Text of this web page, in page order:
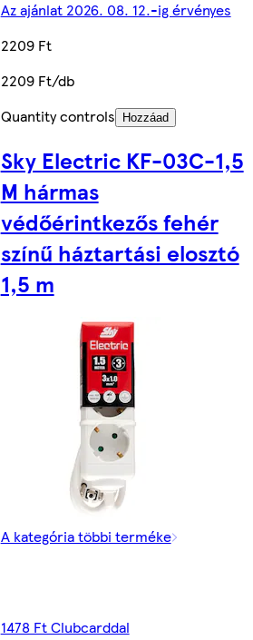
Az ajánlat 2026. 08. 12.-ig érvényes
2209 Ft
2209 Ft/db
Quantity controls
Hozzáad
Sky Electric KF-03C-1,5
M hármas
védőérintkezős fehér
színű háztartási elosztó
1,5 m
A kategória többi terméke
1478 Ft Clubcarddal